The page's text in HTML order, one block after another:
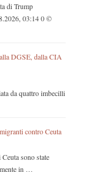
di Trump
03:14 0 ©
DGSE, dalla CIA
da quattro imbecilli
contro Ceuta
sono state
in …